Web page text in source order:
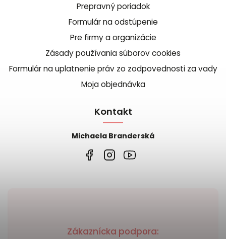
Zákaznícka podpora:
Prepravný poriadok
Formulár na odstúpenie
Pre firmy a organizácie
Zásady používania súborov cookies
Formulár na uplatnenie práv zo zodpovednosti za vady
Moja objednávka
Kontakt
Michaela Branderská